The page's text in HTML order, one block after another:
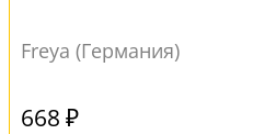
Freya (Германия)
668 ₽